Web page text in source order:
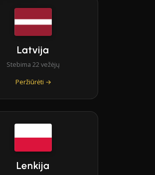
Latvija
Stebima 22 vežėjų
Peržiūrėti →
Lenkija